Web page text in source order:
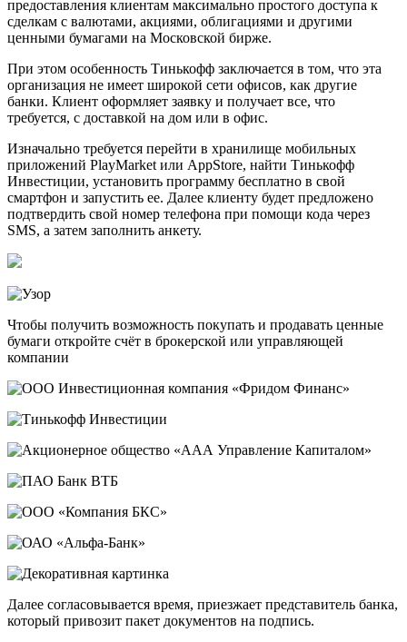
предоставления клиентам максимально простого доступа к
сделкам с валютами, акциями, облигациями и другими
ценными бумагами на Московской бирже.
При этом особенность Тинькофф заключается в том, что эта
организация не имеет широкой сети офисов, как другие
банки. Клиент оформляет заявку и получает все, что
требуется, с доставкой на дом или в офис.
Изначально требуется перейти в хранилище мобильных
приложений PlayMarket или AppStore, найти Тинькофф
Инвестиции, установить программу бесплатно в свой
смартфон и запустить ее. Далее клиенту будет предложено
подтвердить свой номер телефона при помощи кода через
SMS, а затем заполнить анкету.
Чтобы получить возможность покупать и продавать ценные
бумаги откройте счёт в брокерской или управляющей
компании
Далее согласовывается время, приезжает представитель банка,
который привозит пакет документов на подпись.